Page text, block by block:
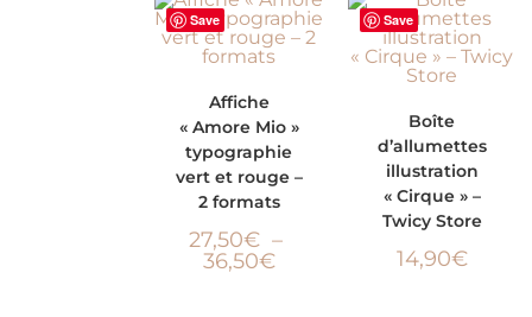
Save
OPTIONS
Affiche
« Amore Mio »
typographie
vert et rouge –
2 formats
27,50€ –
36,50€
Save
PANIER
Boîte
d’allumettes
illustration
« Cirque » –
Twicy Store
14,90€